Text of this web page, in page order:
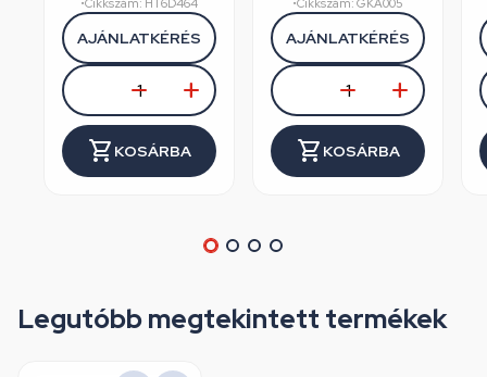
koffer, HÖGERT
HT6D464
•Cikkszám: HT6D464
AJÁNLATKÉRÉS
KOSÁRBA
•Cikkszám: GKA005
AJÁNLATKÉRÉS
KOSÁRBA
Legutóbb megtekintett termékek